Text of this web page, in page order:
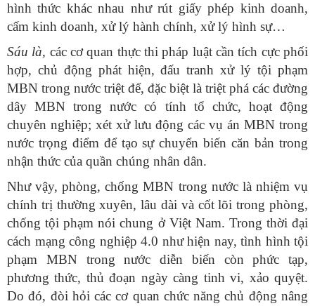
hình thức khác nhau như rút giấy phép kinh doanh,
cấm kinh doanh, xử lý hành chính, xử lý hình sự…
Sáu là, các cơ quan thực thi pháp luật cần tích cực phối
hợp, chủ động phát hiện, đấu tranh xử lý tội phạm
MBN trong nước triệt để, đặc biệt là triệt phá các đường
dây MBN trong nước có tính tổ chức, hoạt động
chuyên nghiệp; xét xử lưu động các vụ án MBN trong
nước trọng điểm để tạo sự chuyển biến căn bản trong
nhận thức của quần chúng nhân dân.
Như vậy, phòng, chống MBN trong nước là nhiệm vụ
chính trị thường xuyên, lâu dài và cốt lõi trong phòng,
chống tội phạm nói chung ở Việt Nam. Trong thời đại
cách mạng công nghiệp 4.0 như hiện nay, tình hình tội
phạm MBN trong nước diễn biến còn phức tạp,
phương thức, thủ đoạn ngày càng tinh vi, xảo quyệt.
Do đó, đòi hỏi các cơ quan chức năng chủ động nâng